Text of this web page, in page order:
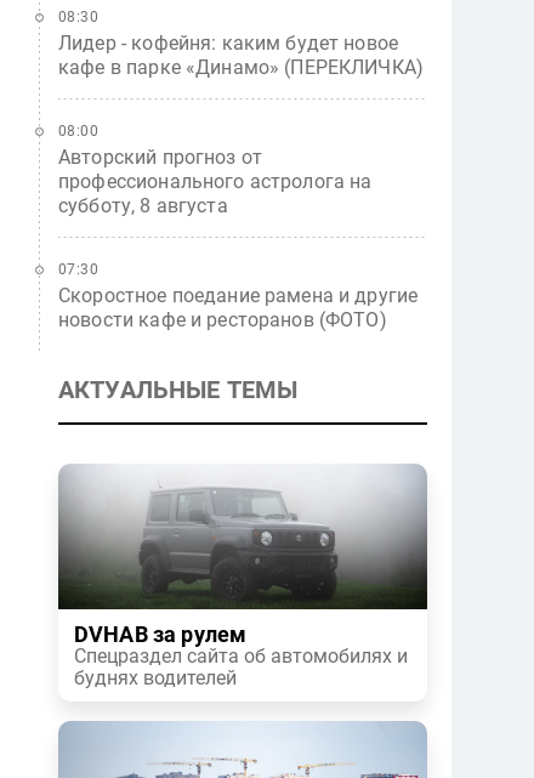
Лидер - кофейня: каким будет новое
кафе в парке «Динамо» (ПЕРЕКЛИЧКА)
08:30
Авторский прогноз от
профессионального астролога на
субботу, 8 августа
08:00
Скоростное поедание рамена и другие
новости кафе и ресторанов (ФОТО)
07:30
АКТУАЛЬНЫЕ ТЕМЫ
DVHAB за рулем
Спецраздел сайта об автомобилях и
буднях водителей